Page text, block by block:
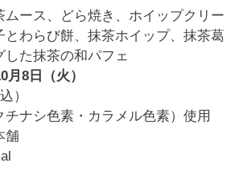
ムース、どら焼き、ホイップクリー
とわらび餅、抹茶ホイップ、抹茶葛
した抹茶の和パフェ
8日（火）
）
チナシ色素・カラメル色素）使用
舗